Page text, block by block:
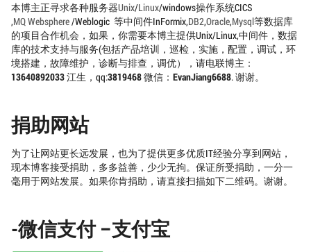
本博主正寻求各种服务器Unix/Linux/windows操作系统CICS
,MQWebsphere/Weblogic 等中间件InFormix,DB2,Oracle,Mysql等数据库
的项目合作机会，如果，你需要本博主提供Unix/Linux,中间件，数据
库的技术支持与服务(包括产品培训，巡检，实施，配置，调试，环
境搭建，故障维护，诊断与排查，调优），请电联博主：
13640892033江生，qq:3819468微信： EvanJiang6688. 谢谢。
捐助网站
为了让网站更长远发展，也为了提供更多优质IT经验分享到网站，
现本博客接受捐助，多多益善，少少无拘。保证所受捐助，一分一
毫用于网站发展。如果你肯捐助，请直接扫描如下二维码。谢谢。
-微信支付 –支付宝